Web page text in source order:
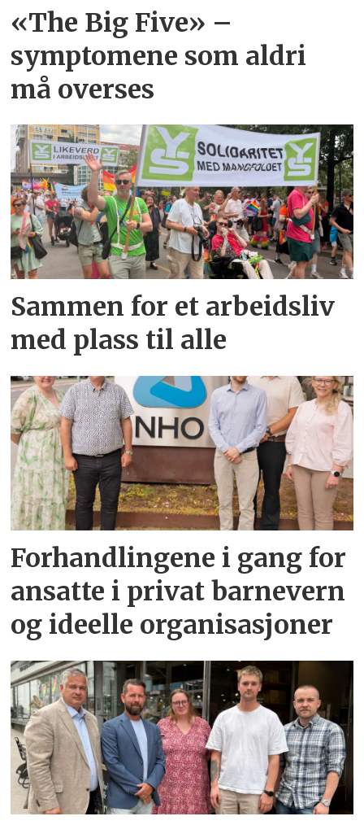
ORKANGER
Solholm Services, ALVERSUND
West Piping AS, AUSTRHEIM
«The Big Five» –
symptomene som aldri
må overses
Sammen for et arbeidsliv
med plass til alle
Forhandlingene i gang for
ansatte i privat barnevern
og ideelle organisasjoner